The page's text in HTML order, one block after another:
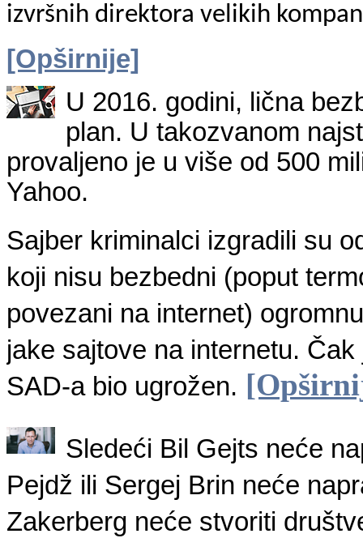
izvršnih direktora velikih
[Opširnije]
U 2016. godini, lična
plan. U takozvanom
provaljeno je u više od 500
Yahoo.
Sajber kriminalci izgradili su
koji nisu bezbedni (poput
povezani na internet)
jake sajtove na internetu.
SAD-a bio ugrožen.
Sledeći Bil Gejts neće
Pejdž ili Sergej Brin neće
Zakerberg neće stvoriti